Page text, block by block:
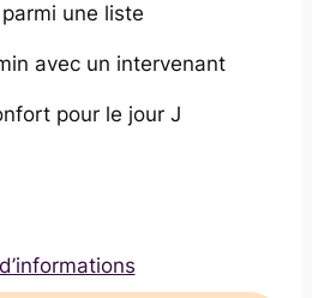
parmi une liste
avec un intervenant
pour le jour J